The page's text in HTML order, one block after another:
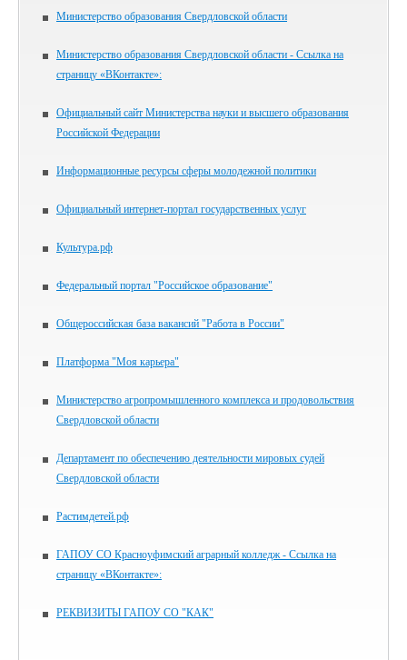
Министерство образования Свердловской области
Министерство образования Свердловской области - Ссылка на
страницу «ВКонтакте»:
Официальный сайт Министерства науки и высшего образования
Российской Федерации
Информационные ресурсы сферы молодежной политики
Официальный интернет-портал государственных услуг
Культура.рф
Федеральный портал "Российское образование"
Общероссийская база вакансий "Работа в России"
Платформа "Моя карьера"
Министерство агропромышленного комплекса и продовольствия
Свердловской области
Департамент по обеспечению деятельности мировых судей
Свердловской области
Растимдетей.рф
ГАПОУ СО Красноуфимский аграрный колледж - Ссылка на
страницу «ВКонтакте»:
РЕКВИЗИТЫ ГАПОУ СО "КАК"